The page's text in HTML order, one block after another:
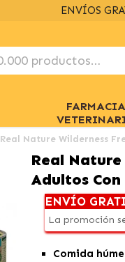
ENVÍOS
FARMACIA
Real Nature Wilderness
Real
Adultos Con
ENVÍO
La promoción
Comida